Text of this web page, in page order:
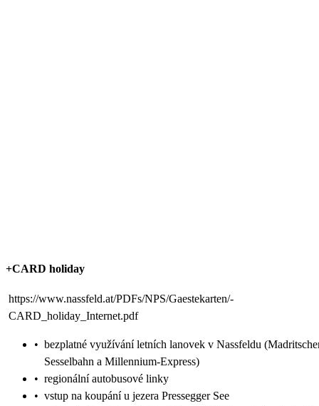
+CARD holiday
https://www.nassfeld.at/PDFs/NPS/Gaestekarten/-
CARD_holiday_Internet.pdf
• bezplatné využívání letních lanovek v Nassfeldu
Sesselbahn a Millennium-Express)
• regionální autobusové linky
• vstup na koupání u jezera Pressegger See